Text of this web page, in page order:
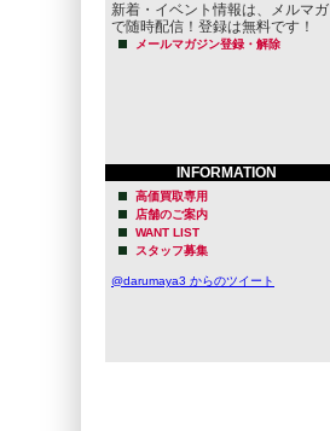
新着・イベント情報は、メルマガ
で随時配信！登録は無料です！
メールマガジン登録・解除
INFORMATION
高価買取専用
店舗のご案内
WANT LIST
スタッフ募集
@darumaya3 からのツイート